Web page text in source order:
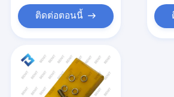
กรณี
อะไหล่เครื่องปูผิวทางแอสฟัลต์
ชิ้นส่วนเครื่องกัด
ติดต่อตอนนี้